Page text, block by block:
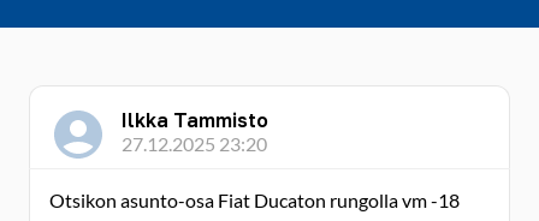
Ilkka Tammisto
27.12.2025 23:20
Otsikon asunto-osa Fiat Ducaton rungolla vm -18